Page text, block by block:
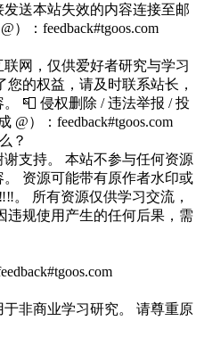
送本站失效的内容连接至邮
）：feedback#tgoos.com
网，仅供爱好者研究与学习
的权益，请及时联系站长，
📮 侵权删除 / 违法举报 / 投
@）：feedback#tgoos.com
？
支持。 本站不参与任何资源
资源可能带有原作者水印或
。 所有资源仅供学习交流，
违规使用产生的任何后果，需
非商业学习研究。 请尊重原